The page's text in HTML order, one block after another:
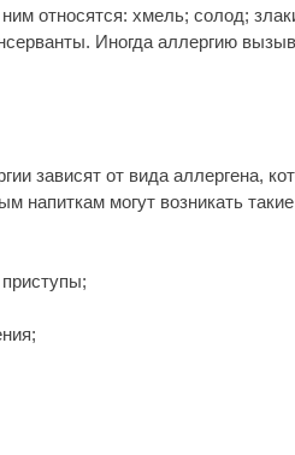
относятся: хмель; солод;
Иногда аллергию
зависят от вида аллергена,
напиткам могут возникать